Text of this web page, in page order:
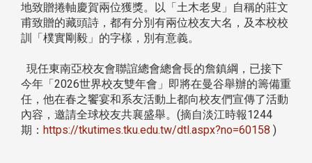
地致贈捲軸慶賀兩位獲獎。以「土木老叟」自稱的莊文
甫致贈的藏頭詩，都有分別有兩位校友大名，及本校校
訓「樸實剛毅」的字樣，別有意義。
現任東南亞校友會聯誼總會總會長的詹鎮綱，已接下
今年「2026世界校友雙年會」即將在曼谷舉辦的籌備重
任，他在春之饗宴和系友活動上都向校友們宣傳了活動
內容，邀請全球校友共襄盛舉。(摘自淡江時報1244
期： https://tkutimes.tku.edu.tw/dtl.aspx?no=60158 )